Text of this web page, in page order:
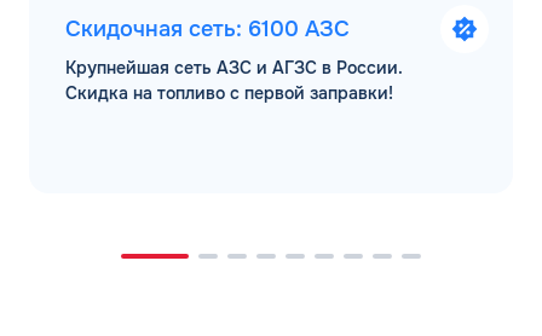
Скидочная сеть: 6100 АЗС
Крупнейшая сеть АЗС и АГЗС в России.
Скидка на топливо с первой заправки!